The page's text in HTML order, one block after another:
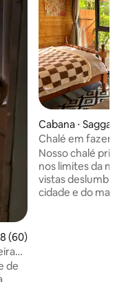
uma avaliação média
(60)
de
Cabana ⋅ Saggart
Chalé em
natureza
Nosso chalé
nos limites da
vistas
cidade e do mar